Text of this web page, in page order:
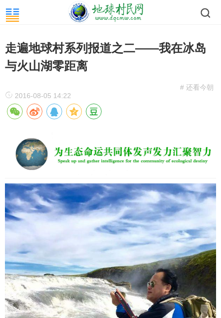
走遍地球村系列报道之二——我在冰岛
与火山湖零距离
# 还看今朝
2016-08-05 14:22